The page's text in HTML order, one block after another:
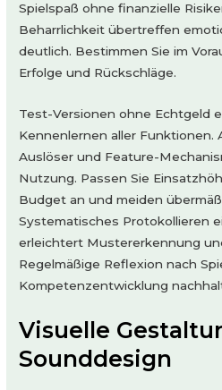
Spielspaß ohne finanzielle
Beharrlichkeit übertreffen
deutlich. Bestimmen Sie im
Erfolge und Rückschläge.
Test-Versionen ohne Echtgeld
Kennenlernen aller Funktionen.
Auslöser und Feature-
Nutzung. Passen Sie
Budget an und meiden
Systematisches Protokollieren
erleichtert Mustererkennung
Regelmäßige Reflexion nach
Kompetenzentwicklung
Visuelle
Sounddesign